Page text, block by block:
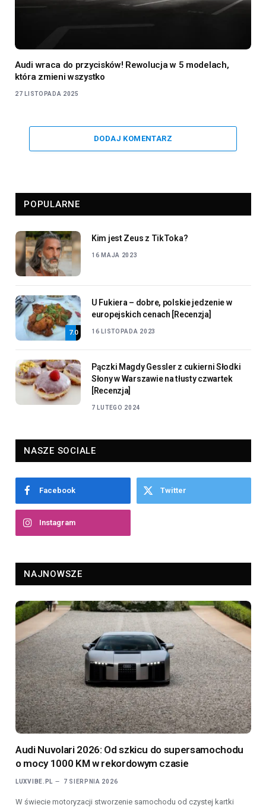
Audi wraca do przycisków! Rewolucja w 5 modelach,
która zmieni wszystko
27 LISTOPADA 2025
DODAJ KOMENTARZ
POPULARNE
Kim jest Zeus z TikToka?
16 MAJA 2023
7.0
U Fukiera – dobre, polskie jedzenie w
europejskich cenach [Recenzja]
16 LISTOPADA 2023
Pączki Magdy Gessler z cukierni Słodki
Słony w Warszawie na tłusty czwartek
[Recenzja]
7 LUTEGO 2024
NASZE SOCIALE
Facebook Twitter
Instagram
NAJNOWSZE
Audi Nuvolari 2026: Od szkicu do supersamochodu
o mocy 1000 KM w rekordowym czasie
LUXVIBE.PL 7 SIERPNIA 2026
W świecie motoryzacji stworzenie samochodu od czystej kartki